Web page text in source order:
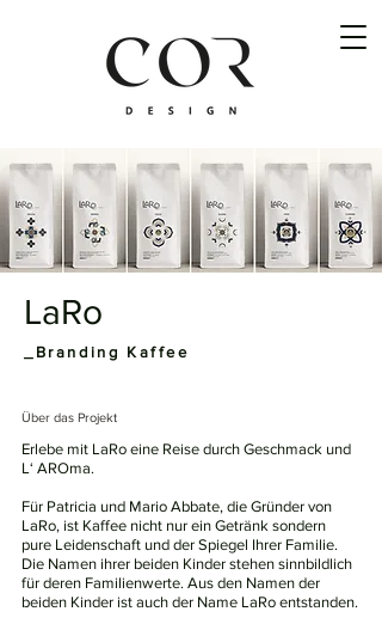
LaRo
_Branding Kaffee
Über das Projekt
Erlebe mit LaRo eine Reise durch Geschmack und
L‘ AROma.
Für Patricia und Mario Abbate, die Gründer von
LaRo, ist Kaffee nicht nur ein Getränk sondern
pure Leidenschaft und der Spiegel Ihrer Familie.
Die Namen ihrer beiden Kinder stehen sinnbildlich
für deren Familienwerte. Aus den Namen der
beiden Kinder ist auch der Name LaRo entstanden.